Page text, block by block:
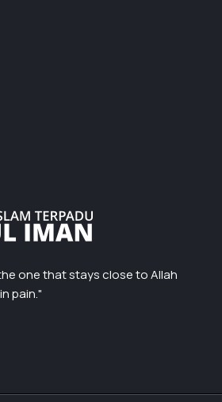
one that stays close to Allah
pain."